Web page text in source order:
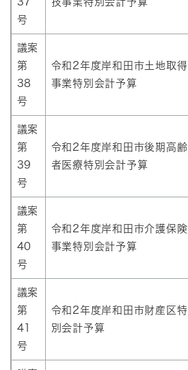
号
議案
第
38
号
令和2年度岸和田市土地取得
事業特別会計予算
議案
第
39
号
令和2年度岸和田市後期高齢
者医療特別会計予算
議案
第
40
号
令和2年度岸和田市介護保険
事業特別会計予算
議案
第
41
号
令和2年度岸和田市財産区特
別会計予算